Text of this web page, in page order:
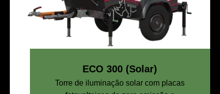
ECO 300 (Solar)
Torre de iluminação solar com placas